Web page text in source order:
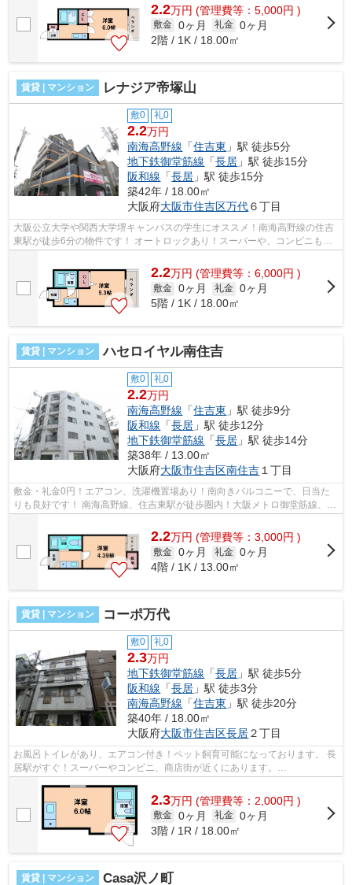
2.2万円 (管理費等：5,000円 )
敷金 0ヶ月 礼金 0ヶ月
2階 / 1K / 18.00㎡
賃貸 | マンション レナジア帝塚山
敷0 礼0
2.2万円
南海高野線 「住吉東 」駅 徒歩5分
地下鉄御堂筋線 「長居 」駅 徒歩15分
阪和線 「長居 」駅 徒歩15分
築42年 / 18.00㎡
大阪府大阪市住吉区万代６丁目
大阪公立大学や関西大学堺キャンパスの学生にオススメ！南海高野線の住吉
東駅が徒歩6分の物件です！ オートロックあり！スーパーや、コンビニも近
隣にあり、生活のしやすい環境です！...
2.2万円 (管理費等：6,000円 )
敷金 0ヶ月 礼金 0ヶ月
5階 / 1K / 18.00㎡
賃貸 | マンション ハセロイヤル南住吉
敷0 礼0
2.2万円
南海高野線 「住吉東 」駅 徒歩9分
阪和線 「長居 」駅 徒歩12分
地下鉄御堂筋線 「長居 」駅 徒歩14分
築38年 / 13.00㎡
大阪府大阪市住吉区南住吉 １丁目
敷金・礼金0円！エアコン、洗濯機置場あり！南向きバルコニーで、日当た
りも良好です！ 南海高野線、住吉東駅が徒歩圏内！大阪メトロ御堂筋線、JR
阪和線など3路線が利用可能です！ ■...
2.2万円 (管理費等：3,000円 )
敷金 0ヶ月 礼金 0ヶ月
4階 / 1K / 13.00㎡
賃貸 | マンション コーポ万代
敷0 礼0
2.3万円
地下鉄御堂筋線 「長居 」駅 徒歩5分
阪和線 「長居 」駅 徒歩3分
南海高野線 「住吉東 」駅 徒歩20分
築40年 / 18.00㎡
大阪府大阪市住吉区長居２丁目
お風呂トイレがあり、エアコン付き！ペット飼育可能になっております。 長
居駅がすぐ！スーパーやコンビニ、商店街が近くにあります。
2.3万円 (管理費等：2,000円 )
敷金 0ヶ月 礼金 0ヶ月
3階 / 1R / 18.00㎡
賃貸 | マンション Casa沢ノ町